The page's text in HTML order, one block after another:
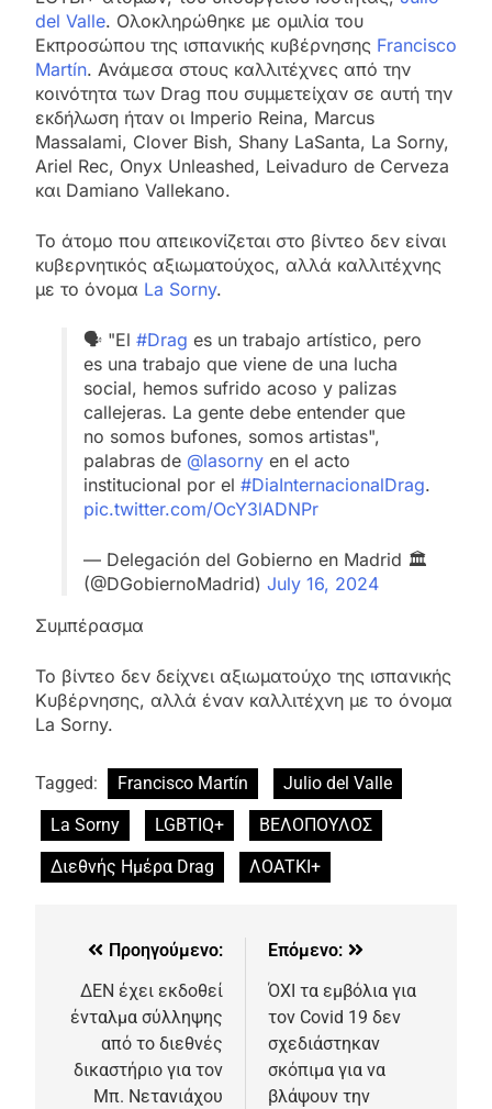
del Valle. Ολοκληρώθηκε με ομιλία του
Εκπροσώπου της ισπανικής κυβέρνησης Francisco
Martín. Ανάμεσα στους καλλιτέχνες από την
κοινότητα των Drag που συμμετείχαν σε αυτή την
εκδήλωση ήταν οι Imperio Reina, Marcus
Massalami, Clover Bish, Shany LaSanta, La Sorny,
Ariel Rec, Onyx Unleashed, Leivaduro de Cerveza
και Damiano Vallekano.
Το άτομο που απεικονίζεται στο βίντεο δεν είναι
κυβερνητικός αξιωματούχος, αλλά καλλιτέχνης
με το όνομα La Sorny.
🗣 "El #Drag es un trabajo artístico, pero
es una trabajo que viene de una lucha
social, hemos sufrido acoso y palizas
callejeras. La gente debe entender que
no somos bufones, somos artistas",
palabras de @lasorny en el acto
institucional por el #DiaInternacionalDrag.
pic.twitter.com/OcY3lADNPr
— Delegación del Gobierno en Madrid 🏛️
(@DGobiernoMadrid) July 16, 2024
Συμπέρασμα
Το βίντεο δεν δείχνει αξιωματούχο της ισπανικής
Κυβέρνησης, αλλά έναν καλλιτέχνη με το όνομα
La Sorny.
Tagged: Francisco Martín
Julio del Valle
La Sorny
LGBTIQ+
ΒΕΛΟΠΟΥΛΟΣ
Διεθνής Ημέρα Drag
ΛΟΑΤΚΙ+
Προηγούμενο:
ΔΕΝ έχει εκδοθεί
ένταλμα σύλληψης
από το διεθνές
δικαστήριο για τον
Μπ. Νετανιάχου
Επόμενο:
ΌΧΙ τα εμβόλια για
τον Covid 19 δεν
σχεδιάστηκαν
σκόπιμα για να
βλάψουν την